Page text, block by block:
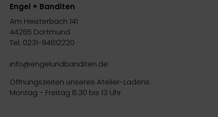
Engel + Banditen
Am Heisterbach 141
44265 Dortmund
Tel. 0231-94612220
info@engelundbanditen.de
Öffnungszeiten unseres Atelier-Ladens:
Montag - Freitag 8.30 bis 13 Uhr